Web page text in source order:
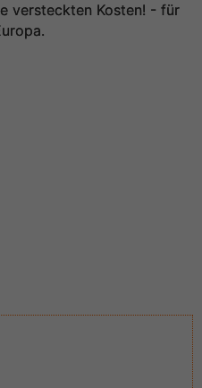
versteckten Kosten! - für